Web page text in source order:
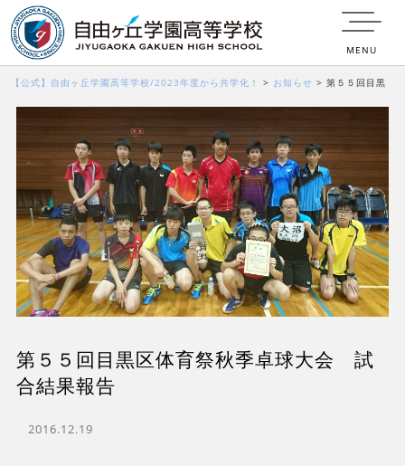
MENU
【公式】自由ヶ丘学園高等学校/2023年度から共学化！ > お知らせ > 第５５回目黒
第５５回目黒区体育祭秋季卓球大会 試
合結果報告
2016.12.19